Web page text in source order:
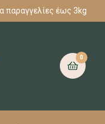
παραγγελίες έως 3kg
0